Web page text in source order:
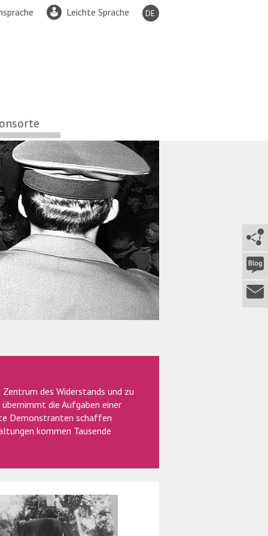
Leichte Sprache
DE
des Widerstands und zu
die Aufgaben einer
Demonstranten schaffen
kommen Tausende